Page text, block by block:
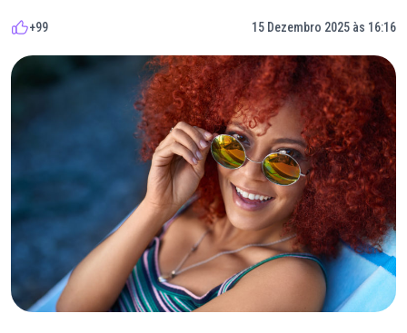
+99 15 Dezembro 2025 às 16:16